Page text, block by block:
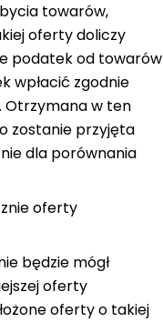
towarów,
oferty doliczy
podatek od towarów
wpłacić zgodnie
Otrzymana w ten
zostanie przyjęta
dla porównania
oferty
będzie mógł
oferty
oferty o takiej